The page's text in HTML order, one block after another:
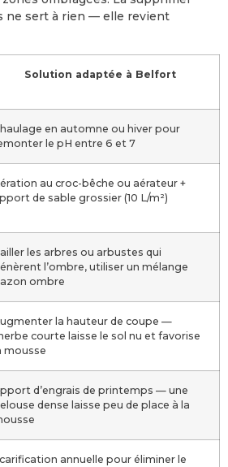
ne sert à rien — elle revient
Solution adaptée à Belfort
en automne ou hiver pour
le pH entre 6 et 7
au croc-bêche ou aérateur +
de sable grossier (10 L/m²)
les arbres ou arbustes qui
l’ombre, utiliser un mélange
ombre
la hauteur de coupe —
courte laisse le sol nu et favorise
mousse
d’engrais de printemps — une
dense laisse peu de place à la
annuelle pour éliminer le